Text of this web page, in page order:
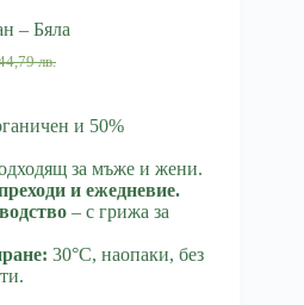
– Бяла
лв.
и 50%
за мъже и жени.
и ежедневие.
– с грижа за
30°C, наопаки, без